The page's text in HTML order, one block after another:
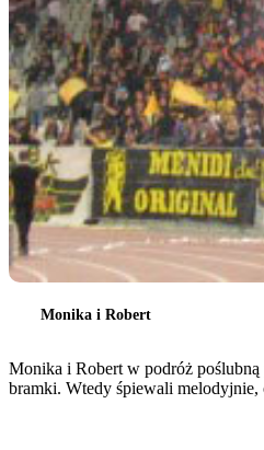
Monika i Robert
Monika i Robert w podróż poślubną
bramki. Wtedy śpiewali melodyjnie,